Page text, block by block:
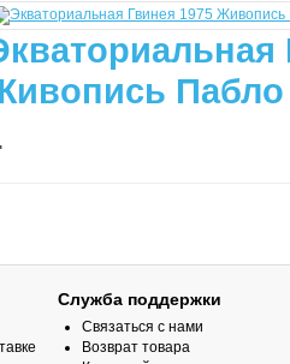
Пабло
Служба поддержки
Связаться с нами
Возврат товара